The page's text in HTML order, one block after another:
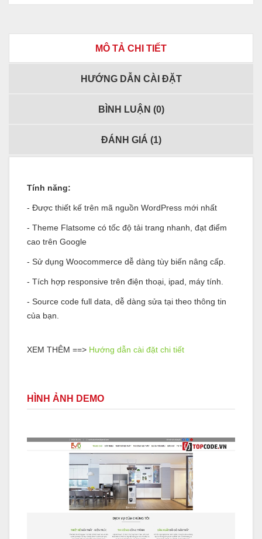
MÔ TẢ CHI TIẾT
HƯỚNG DẪN CÀI ĐẶT
BÌNH LUẬN (0)
ĐÁNH GIÁ (1)
Tính năng:
- Được thiết kế trên mã nguồn WordPress mới nhất
- Theme Flatsome có tốc độ tải trang nhanh, đạt điểm
cao trên Google
- Sử dụng Woocommerce dễ dàng tùy biến nâng cấp.
- Tích hợp responsive trên điện thoại, ipad, máy tính.
- Source code full data, dễ dàng sửa tại theo thông tin
của bạn.
XEM THÊM ==> Hướng dẫn cài đặt chi tiết
HÌNH ẢNH DEMO